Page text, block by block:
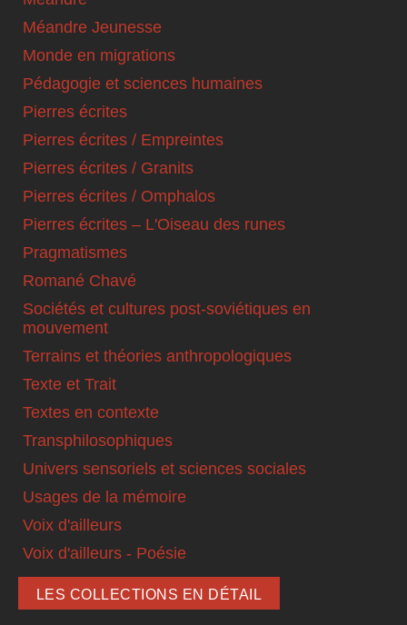
Méandre Jeunesse
Monde en migrations
Pédagogie et sciences humaines
Pierres écrites
Pierres écrites / Empreintes
Pierres écrites / Granits
Pierres écrites / Omphalos
Pierres écrites – L'Oiseau des runes
Pragmatismes
Romané Chavé
Sociétés et cultures post-soviétiques en
mouvement
Terrains et théories anthropologiques
Texte et Trait
Textes en contexte
Transphilosophiques
Univers sensoriels et sciences sociales
Usages de la mémoire
Voix d'ailleurs
Voix d'ailleurs - Poésie
LES COLLECTIONS EN DÉTAIL